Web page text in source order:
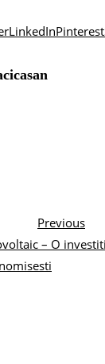
LinkedInPinterest
Previous
– O